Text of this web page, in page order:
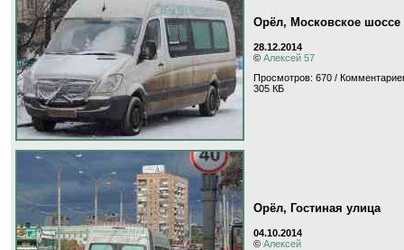
Орёл, Московское шоссе
28.12.2014
© Алексей 57
Просмотров: 670 /
305 КБ
Орёл, Гостиная улица
04.10.2014
© Алексей